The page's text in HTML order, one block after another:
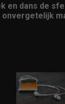
en dans de
onvergetelijk